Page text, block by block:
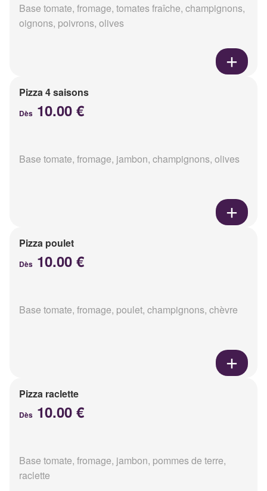
Base tomate, fromage, tomates fraîche, champignons,
oignons, poivrons, olives
Pizza 4 saisons
Dès 10.00 €
Base tomate, fromage, jambon, champignons, olives
Pizza poulet
Dès 10.00 €
Base tomate, fromage, poulet, champignons, chèvre
Pizza raclette
Dès 10.00 €
Base tomate, fromage, jambon, pommes de terre,
raclette